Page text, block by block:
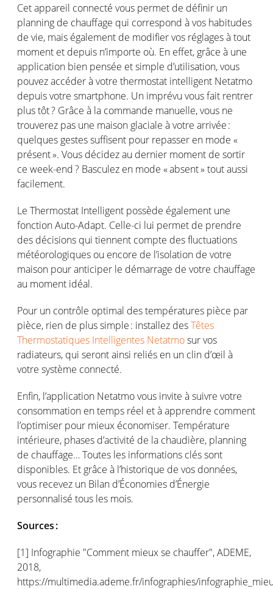
Cetappareil connecté vous permet de définir un
planning de chauffage qui correspond àvos habitudes
de vie, mais également de modifiervos réglagesà tout
moment et depuis n’importe où. En effet, grâce à une
application bien pensée et simple d’utilisation,vous
pouvezaccéderàvotre thermostat intelligent Netatmo
depuisvotre smartphone. Un imprévu vousfait rentrer
plustôt? Grâce à la commande manuelle,vous ne
trouverez pas une maison glaciale àvotre arrivée:
quelques gestessuffisent pour repasser en mode «
présent». Vous décidezau dernier moment de sortir
ce week-end ? Basculez en mode « absent » toutaussi
facilement.
Le Thermostat Intelligent possède également une
fonctionAuto-Adapt. Celle-ci lui permet de prendre
des décisions qui tiennent compte des fluctuations
météorologiques ou encore de l’isolation de votre
maison pouranticiper le démarrage de votre chauffage
au moment idéal.
Pour un contrôle optimal destempératures pièce par
pièce, rien de plussimple : installez desTêtes
Thermostatiques Intelligentes Netatmosurvos
radiateurs, qui serontainsi reliés en un clin d’œil à
votre système connecté.
Enfin, l’application Netatmovous invite àsuivre votre
consommation entemps réel et àapprendre comment
l’optimiser pour mieux économiser. Température
intérieure, phases d’activité de la chaudière, planning
de chauffage…Toutes les informations cléssont
disponibles. Et grâce à l’historique de vos données,
vous recevez un Bilan d’Économies d’Énergie
personnalisé tous les mois.
Sources :
[1] Infographie "Comment mieux se chauffer", ADEME,
2018,
https://multimedia.ademe.fr/infographies/